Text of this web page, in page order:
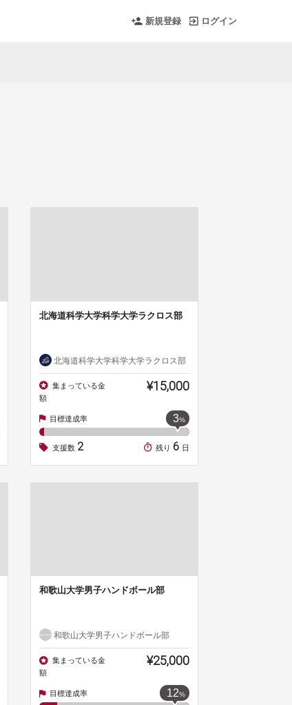
新規登録 ログイン
北海道科学大学科学大学ラクロス部
北海道科学大学科学大学ラクロス部
集まっている金
額
¥15,000
目標達成率 3%
支援数 2 残り 6 日
和歌山大学男子ハンドボール部
和歌山大学男子ハンドボール部
集まっている金
額
¥25,000
目標達成率 12%